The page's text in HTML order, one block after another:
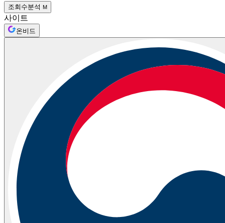
조회수분석 M
사이트
온비드